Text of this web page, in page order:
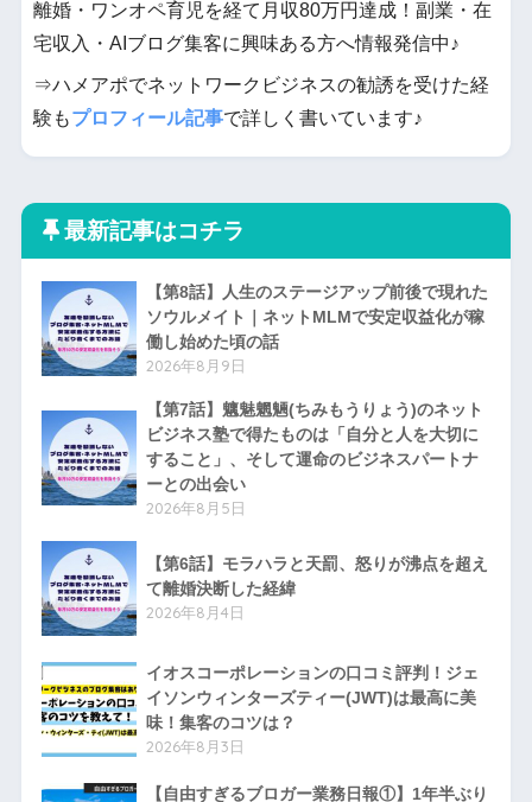
離婚・ワンオペ育児を経て月収80万円達成！副業・在
宅収入・AIブログ集客に興味ある方へ情報発信中♪
⇒ハメアポでネットワークビジネスの勧誘を受けた経
験もプロフィール記事で詳しく書いています♪
最新記事はコチラ
【第8話】人生のステージアップ前後で現れた
ソウルメイト｜ネットMLMで安定収益化が稼
働し始めた頃の話
2026年8月9日
【第7話】魑魅魍魎(ちみもうりょう)のネット
ビジネス塾で得たものは「自分と人を大切に
すること」、そして運命のビジネスパートナ
ーとの出会い
2026年8月5日
【第6話】モラハラと天罰、怒りが沸点を超え
て離婚決断した経緯
2026年8月4日
イオスコーポレーションの口コミ評判！ジェ
イソンウィンターズティー(JWT)は最高に美
味！集客のコツは？
2026年8月3日
【自由すぎるブロガー業務日報①】1年半ぶり